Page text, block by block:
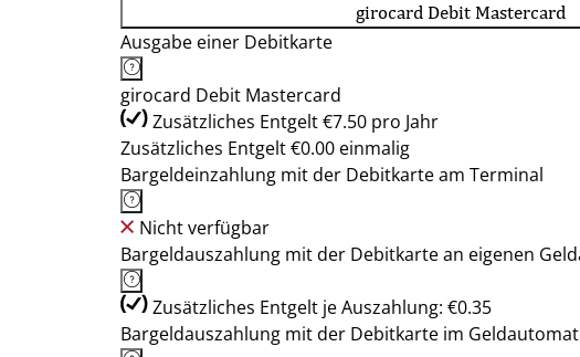
girocard Debit Mastercard
Ausgabe einer Debitkarte
girocard Debit Mastercard
Zusätzliches Entgelt €7.50 pro Jahr
Zusätzliches Entgelt €0.00 einmalig
Bargeldeinzahlung mit der Debitkarte am Terminal
Nicht verfügbar
Bargeldauszahlung mit der Debitkarte an eigenen
Zusätzliches Entgelt je Auszahlung: €0.35
Bargeldauszahlung mit der Debitkarte im